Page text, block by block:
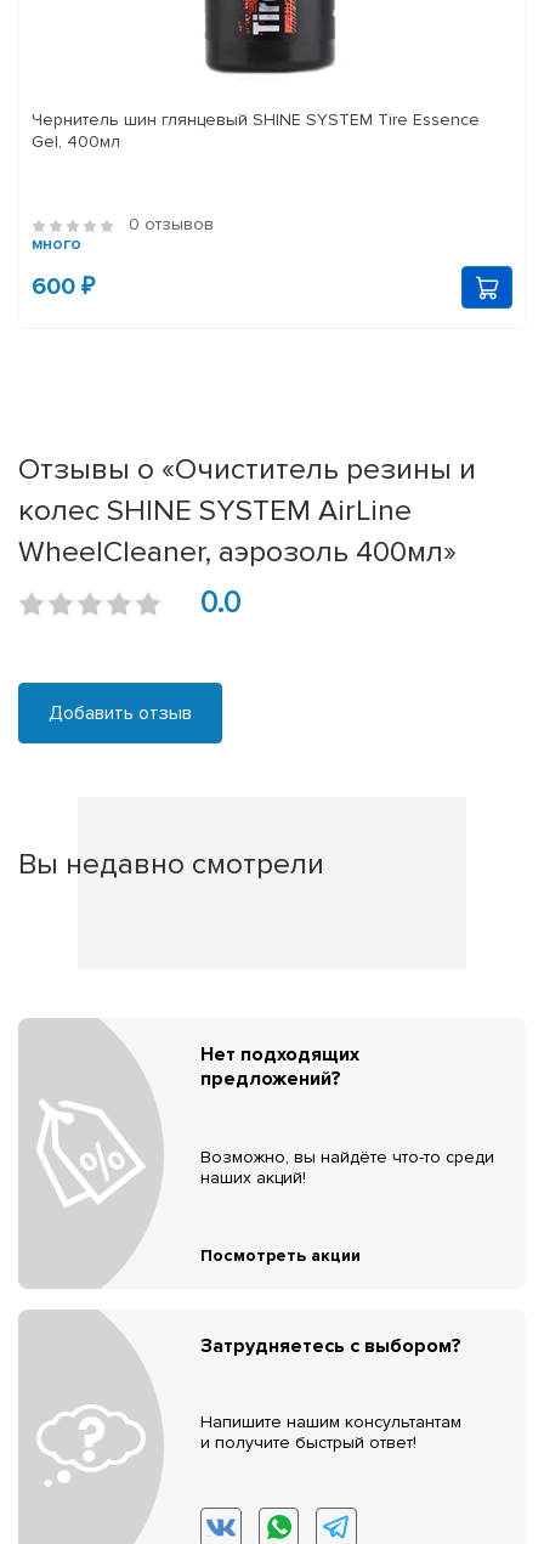
Чернитель шин глянцевый SHINE SYSTEM Tire Essence
Gel, 400мл
0 отзывов
много
600 ₽
Отзывы о «Очиститель резины и
колес SHINE SYSTEM AirLine
WheelCleaner, аэрозоль 400мл»
0.0
Добавить отзыв
Вы недавно смотрели
Нет подходящих
предложений?
Возможно, вы найдёте что-то среди
наших акций!
Посмотреть акции
Затрудняетесь с выбором?
Напишите нашим консультантам
и получите быстрый ответ!